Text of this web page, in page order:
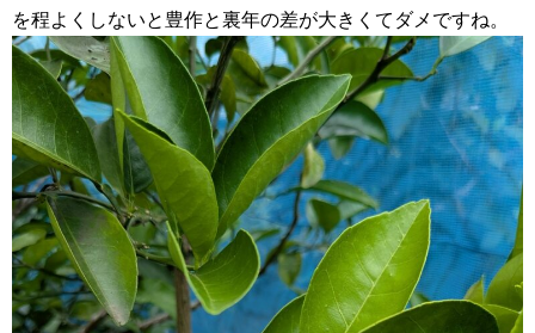
を程よくしないと豊作と裏年の差が大きくてダメですね。